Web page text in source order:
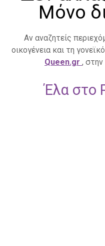
Μόνο
Αν αναζητείς
οικογένεια και τη
Queen.gr , στην
Έλα στο